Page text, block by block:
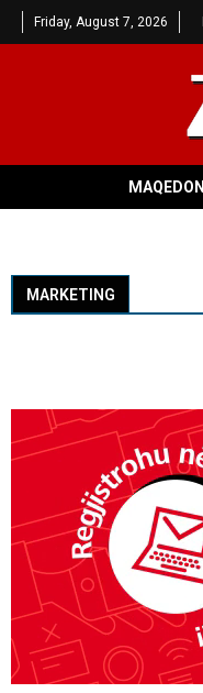
Friday, August 7, 2026
MAQEDONI
MARKETING